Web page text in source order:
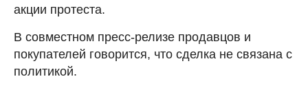
акции протеста.
В совместном пресс-релизе продавцов и
покупателей говорится, что сделка не связана с
политикой.